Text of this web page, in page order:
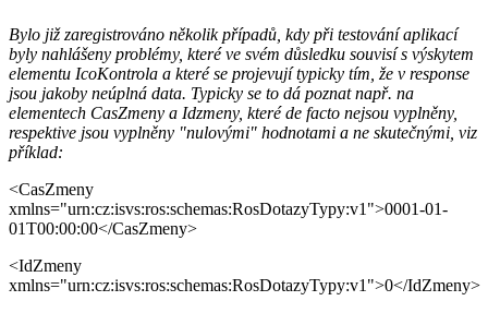
Bylo již zaregistrováno několik případů, kdy při testování aplikací
byly nahlášeny problémy, které ve svém důsledku souvisí s výskytem
elementu IcoKontrola a které se projevují typicky tím, že v response
jsou jakoby neúplná data. Typicky se to dá poznat např. na
elementech CasZmeny a Idzmeny, které de facto nejsou vyplněny,
respektive jsou vyplněny "nulovými" hodnotami a ne skutečnými, viz
příklad:
<CasZmeny
xmlns="urn:cz:isvs:ros:schemas:RosDotazyTypy:v1">0001-01-
01T00:00:00</CasZmeny>
<IdZmeny
xmlns="urn:cz:isvs:ros:schemas:RosDotazyTypy:v1">0</IdZmeny>